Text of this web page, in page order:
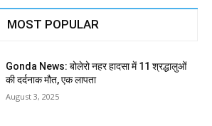
MOST POPULAR
Gonda News: बोलेरो नहर हादसा में 11 श्रद्धालुओं
की दर्दनाक मौत, एक लापता
August 3, 2025